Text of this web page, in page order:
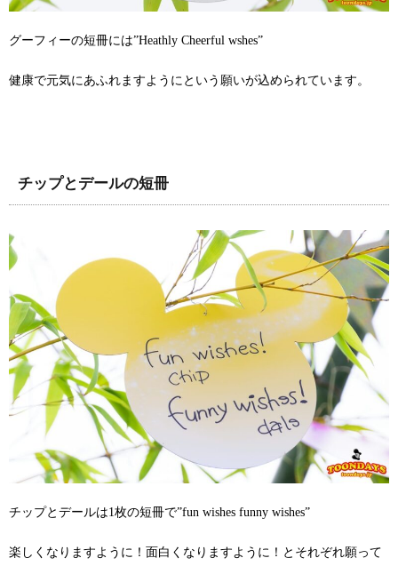
グーフィーの短冊には”Heathly Cheerful wshes”
健康で元気にあふれますようにという願いが込められています。
チップとデールの短冊
チップとデールは1枚の短冊で”fun wishes funny wishes”
楽しくなりますように！面白くなりますように！とそれぞれ願って